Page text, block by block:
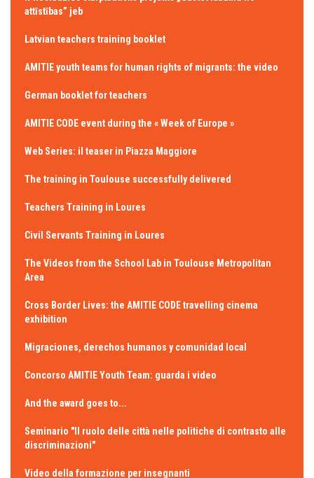
attīstības” jeb
Latvian teachers training booklet
AMITIE youth teams for human rights of migrants: the video
German booklet for teachers
AMITIE CODE event during the « Week of Europe »
Web Series: il teaser in Piazza Maggiore
The training in Toulouse successfully delivered
Teachers Training in Loures
Civil Servants Training in Loures
The Videos from the School Lab in Toulouse Metropolitan
Area
Cross Border Lives: the AMITIE CODE travelling cinema
exhibition
Migraciones, derechos humanos y comunidad local
Concorso AMITIE Youth Team: guarda i video
And the award goes to...
Seminario "Il ruolo delle città nelle politiche di contrasto alle
discriminazioni"
Video della formazione per insegnanti